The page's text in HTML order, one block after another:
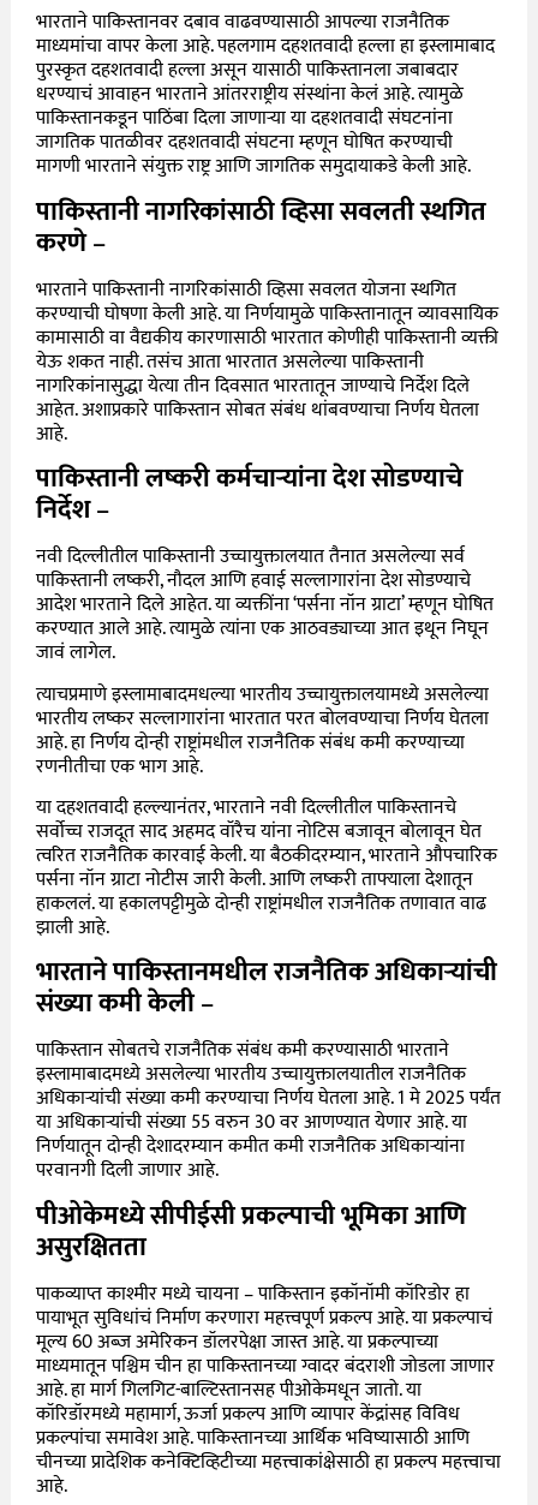
भारताने पाकिस्तानवर दबाव वाढवण्यासाठी आपल्या राजनैतिक
माध्यमांचा वापर केला आहे. पहलगाम दहशतवादी हल्ला हा इस्लामाबाद
पुरस्कृत दहशतवादी हल्ला असून यासाठी पाकिस्तानला जबाबदार
धरण्याचं आवाहन भारताने आंतरराष्ट्रीय संस्थांना केलं आहे. त्यामुळे
पाकिस्तानकडून पाठिंबा दिला जाणाऱ्या या दहशतवादी संघटनांना
जागतिक पातळीवर दहशतवादी संघटना म्हणून घोषित करण्याची
मागणी भारताने संयुक्त राष्ट्र आणि जागतिक समुदायाकडे केली आहे.
पाकिस्तानी नागरिकांसाठी व्हिसा सवलती स्थगित
करणे–
भारताने पाकिस्तानी नागरिकांसाठी व्हिसा सवलत योजना स्थगित
करण्याची घोषणा केली आहे. या निर्णयामुळे पाकिस्तानातून व्यावसायिक
कामासाठी वा वैद्यकीय कारणासाठी भारतात कोणीही पाकिस्तानी व्यक्ती
येऊ शकत नाही. तसंच आता भारतात असलेल्या पाकिस्तानी
नागरिकांनासुद्धा येत्या तीन दिवसात भारतातून जाण्याचे निर्देश दिले
आहेत. अशाप्रकारे पाकिस्तान सोबत संबंध थांबवण्याचा निर्णय घेतला
आहे.
पाकिस्तानी लष्करी कर्मचाऱ्यांना देश सोडण्याचे
निर्देश–
नवी दिल्लीतील पाकिस्तानी उच्चायुक्तालयात तैनात असलेल्या सर्व
पाकिस्तानी लष्करी, नौदल आणि हवाई सल्लागारांना देश सोडण्याचे
आदेश भारताने दिले आहेत. या व्यक्तींना ‘पर्सना नॉन ग्राटा’ म्हणून घोषित
करण्यात आले आहे. त्यामुळे त्यांना एक आठवड्याच्या आत इथून निघून
जावं लागेल.
त्याचप्रमाणे इस्लामाबादमधल्या भारतीय उच्चायुक्तालयामध्ये असलेल्या
भारतीय लष्कर सल्लागारांना भारतात परत बोलवण्याचा निर्णय घेतला
आहे. हा निर्णय दोन्ही राष्ट्रांमधील राजनैतिक संबंध कमी करण्याच्या
रणनीतीचा एक भाग आहे.
या दहशतवादी हल्ल्यानंतर, भारताने नवी दिल्लीतील पाकिस्तानचे
सर्वोच्च राजदूत साद अहमद वॉरैच यांना नोटिस बजावून बोलावून घेत
त्वरित राजनैतिक कारवाई केली. या बैठकीदरम्यान, भारताने औपचारिक
पर्सना नॉन ग्राटा नोटीस जारी केली. आणि लष्करी ताफ्याला देशातून
हाकललं. या हकालपट्टीमुळे दोन्ही राष्ट्रांमधील राजनैतिक तणावात वाढ
झाली आहे.
भारताने पाकिस्तानमधील राजनैतिक अधिकाऱ्यांची
संख्या कमी केली–
पाकिस्तान सोबतचे राजनैतिक संबंध कमी करण्यासाठी भारताने
इस्लामाबादमध्ये असलेल्या भारतीय उच्चायुक्तालयातील राजनैतिक
अधिकाऱ्यांची संख्या कमी करण्याचा निर्णय घेतला आहे. 1 मे 2025 पर्यंत
या अधिकाऱ्यांची संख्या 55 वरुन 30 वर आणण्यात येणार आहे. या
निर्णयातून दोन्ही देशादरम्यान कमीत कमी राजनैतिक अधिकाऱ्यांना
परवानगी दिली जाणार आहे.
पीओकेमध्ये सीपीईसी प्रकल्पाची भूमिका आणि
असुरक्षितता
पाकव्याप्त काश्मीर मध्ये चायना – पाकिस्तान इकॉनॉमी कॉरिडोर हा
पायाभूत सुविधांचं निर्माण करणारा महत्त्वपूर्ण प्रकल्प आहे. या प्रकल्पाचं
मूल्य 60 अब्ज अमेरिकन डॉलरपेक्षा जास्त आहे. या प्रकल्पाच्या
माध्यमातून पश्चिम चीन हा पाकिस्तानच्या ग्वादर बंदराशी जोडला जाणार
आहे. हा मार्ग गिलगिट-बाल्टिस्तानसह पीओकेमधून जातो. या
कॉरिडॉरमध्ये महामार्ग, ऊर्जा प्रकल्प आणि व्यापार केंद्रांसह विविध
प्रकल्पांचा समावेश आहे. पाकिस्तानच्या आर्थिक भविष्यासाठी आणि
चीनच्या प्रादेशिक कनेक्टिव्हिटीच्या महत्त्वाकांक्षेसाठी हा प्रकल्प महत्त्वाचा
आहे.